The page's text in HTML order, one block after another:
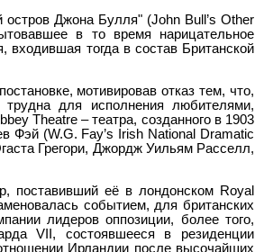
Джона Булля" (John Bull’s Other
в то время нарицательное
входившая тогда в состав Британской
мотивировав отказ тем, что,
для исполнения любителями,
Theatre – театра, созданного в 1903
Фэй (W.G. Fay’s Irish National Dramatic
Грегори, Джордж Уильям Расселл,
поставивший её в лондонском Royal
событием, для британских
лидеров оппозиции, более того,
VII, состоявшееся в резиденции
Ирландии после высочайших